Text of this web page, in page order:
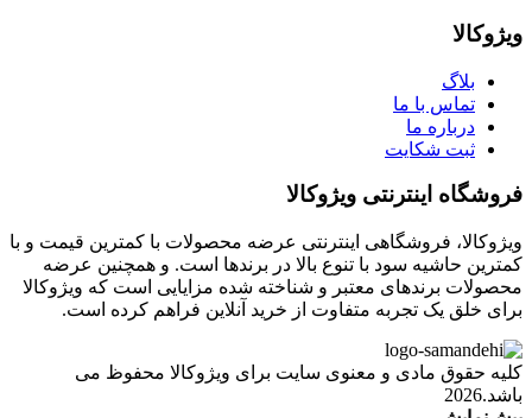
ویژوکالا
بلاگ
تماس با ما
درباره ما
ثبت شکایت
فروشگاه اینترنتی ویژوکالا
ویژوکالا، فروشگاهی اینترنتی عرضه محصولات با کمترین قیمت و با
کمترین حاشیه سود با تنوع بالا در برندها است. و همچنین عرضه
محصولات برندهای معتبر و شناخته شده مزایایی است که ویژوکالا
برای خلق یک تجربه متفاوت از خرید آنلاین فراهم کرده است.
کلیه حقوق مادی و معنوی سایت برای ویژوکالا محفوظ می
باشد.2026